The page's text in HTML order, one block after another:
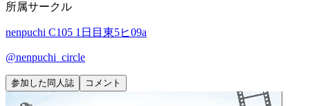
所属サークル
nenpuchi C105 1日目東5ヒ09a
@nenpuchi_circle
参加した同人誌 コメント